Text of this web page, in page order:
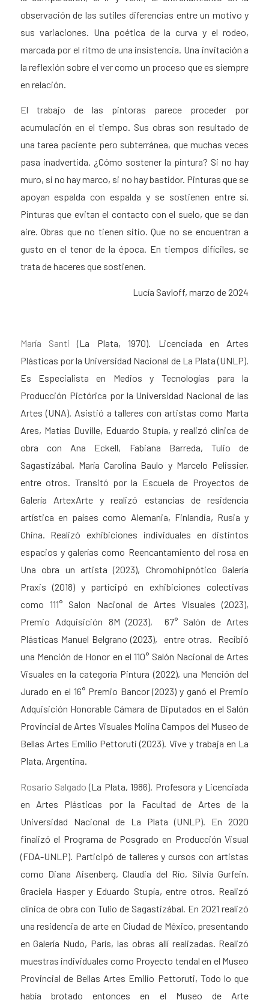
observación de las sutiles diferencias entre un motivo y
sus variaciones. Una poética de la curva y el rodeo,
marcada por el ritmo de una insistencia. Una invitación a
la reflexión sobre el ver como un proceso que es siempre
en relación.
El trabajo de las pintoras parece proceder por
acumulación en el tiempo. Sus obras son resultado de
una tarea paciente pero subterránea, que muchas veces
pasa inadvertida. ¿Cómo sostener la pintura? Si no hay
muro, si no hay marco, si no hay bastidor. Pinturas que se
apoyan espalda con espalda y se sostienen entre sí.
Pinturas que evitan el contacto con el suelo, que se dan
aire. Obras que no tienen sitio. Que no se encuentran a
gusto en el tenor de la época. En tiempos difíciles, se
trata de haceres que sostienen.
Lucía Savloff, marzo de 2024
María Santi
(La Plata, 1970). Licenciada en Artes
Plásticas por la Universidad Nacional de La Plata (UNLP).
Es Especialista en Medios y Tecnologías para la
Producción Pictórica por la Universidad Nacional de las
Artes (UNA). Asistió a talleres con artistas como Marta
Ares, Matías Duville, Eduardo Stupía, y realizó clínica de
obra con Ana Eckell, Fabiana Barreda, Tulio de
Sagastizábal, María Carolina Baulo y Marcelo Pelissier,
entre otros. Transitó por la Escuela de Proyectos de
Galería ArtexArte y realizó estancias de residencia
artística en países como Alemania, Finlandia, Rusia y
China. Realizó exhibiciones individuales en distintos
espacios y galerías como Reencantamiento del rosa en
Una obra un artista (2023), ChromohipnóticoGalería
Praxis (2018) y participó en exhibiciones colectivas
como 111° Salon Nacional de Artes Visuales (2023),
Premio Adquisición 8M (2023), 67°Salón de Artes
Plásticas Manuel Belgrano(2023),
entre otras. Recibió
una Mención de Honor en el110° Salón Nacional de Artes
Visuales en la categoría Pintura (2022), una Mención del
Jurado en el 16° Premio Bancor(2023) y ganó el Premio
Adquisición Honorable Cámara de Diputados en el Salón
Provincial de Artes Visuales Molina Campos del Museo de
Bellas Artes Emilio Pettoruti (2023). Vive y trabaja en La
Plata, Argentina.
Rosario Salgado (La Plata, 1986). Profesora y Licenciada
en Artes Plásticas por la Facultad de Artes de la
Universidad Nacional de La Plata (UNLP). En 2020
finalizó el Programa de Posgrado en Producción Visual
(FDA-UNLP). Participó de talleres y cursos con artistas
como Diana Aisenberg, Claudia del Río, Silvia Gurfein,
Graciela Hasper y Eduardo Stupía, entre otros. Realizó
clínica de obra con Tulio de Sagastizábal. En 2021 realizó
una residencia de arte en Ciudad de México, presentando
en Galería Nudo, París, las obras allí realizadas. Realizó
muestras individuales como Proyecto tendal en el Museo
Provincial de Bellas Artes Emilio Pettoruti, Todo lo que
había brotado entonces en el Museo de Arte